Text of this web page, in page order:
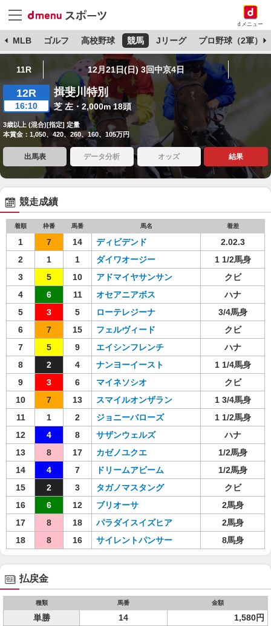
dメニュー
MLB ゴルフ 高校野球 競馬 Jリーグ プロ野球（2軍）
11R 12月21日(日) 3回中京4日
12R
16:10
揖斐川特別
芝 左・2,000m 18頭
3歳以上 (混合)[指定] 定量
本賞金：1,050、420、260、160、105万円
出馬表 データ分析 オッズ 結果
競走成績
着順 枠番 馬番 馬名 着差
1 7 14 ディビデンド
2.02.3
2
1 1 ダイワオージー
1 1/2馬身
3
5 10 アドマイヤサンサン
クビ
4
6 11 オセアニアボス
ハナ
5
3 5 ローテレジーナ
3/4馬身
6
7 15 フェルヴィード
クビ
7
5 9 エイシンフレンチ
ハナ
8
2 4 ナンヨーイースト
1 1/4馬身
9
3 6 マイネソシオ
クビ
10
7 13 スマイルオンザラン
1 3/4馬身
11
1 2 ジョニーバローズ
1 1/2馬身
12
4 8 サザンウェルズ
ハナ
13
8 17 カゼノユクエ
1/2馬身
14
4 7 ドリームアビーム
1/2馬身
15
2 3 タガノマスタング
クビ
16
6 12 ブリオーサ
2馬身
17
8 18 パラダイスイズヒア
2馬身
18
8 16 サイレントパンサー 8馬身
払戻金
種類 馬番 金額
単勝 14 1,580円